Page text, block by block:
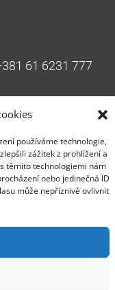
používáme technologie,
zážitek z prohlížení a
těmito technologiemi nám
nebo jedinečná ID
může nepříznivě ovlivnit
61 6231 777
v segmentu
v